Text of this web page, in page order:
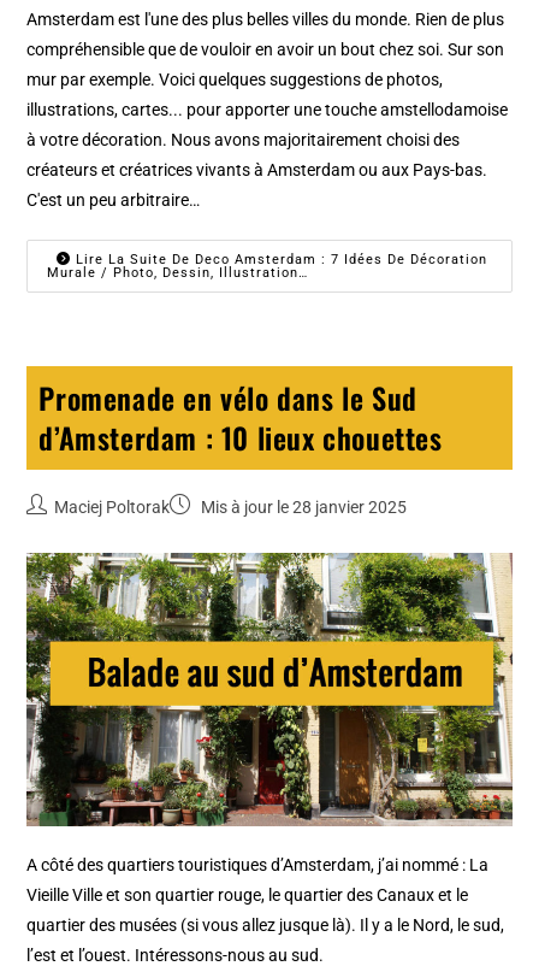
Amsterdam est l'une des plus belles villes du monde. Rien de plus
compréhensible que de vouloir en avoir un bout chez soi. Sur son
mur par exemple. Voici quelques suggestions de photos,
illustrations, cartes... pour apporter une touche amstellodamoise
à votre décoration. Nous avons majoritairement choisi des
créateurs et créatrices vivants à Amsterdam ou aux Pays-bas.
C'est un peu arbitraire…
Lire La Suite De Deco Amsterdam : 7 Idées De Décoration
Murale / Photo, Dessin, Illustration…
Promenade en vélo dans le Sud
d’Amsterdam : 10 lieux chouettes
Maciej Poltorak Mis à jour le 28 janvier 2025
A côté des quartiers touristiques d’Amsterdam, j’ai nommé : La
Vieille Ville et son quartier rouge, le quartier des Canaux et le
quartier des musées (si vous allez jusque là). Il y a le Nord, le sud,
l’est et l’ouest. Intéressons-nous au sud.